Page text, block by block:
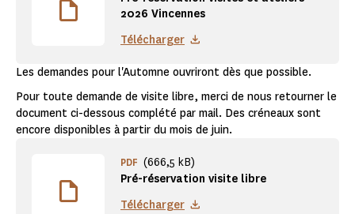
2026 Vincennes
Télécharger
Les demandes pour l'Automne ouvriront dès que possible.
Pour toute demande de visite libre, merci de nous retourner le
document ci-dessous complété par mail. Des créneaux sont
encore disponibles à partir du mois de juin.
Pré-réservation visite libre
PDF (666,5 kB)
Télécharger